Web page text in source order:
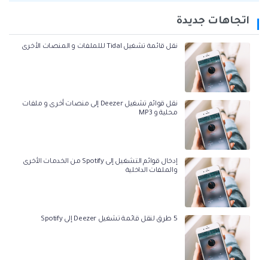
اتجاهات جديدة
نقل قائمة تشغيل Tidal لللملفات و المنصات الأخرى
نقل قوائم تشغيل Deezer إلى منصات أخرى و ملفات
محلية و MP3
إدخال قوائم التشغيل إلى Spotify من الخدمات الأخرى
والملفات الداخلية
5 طرق لنقل قائمة تشغيل Deezer إلى Spotify